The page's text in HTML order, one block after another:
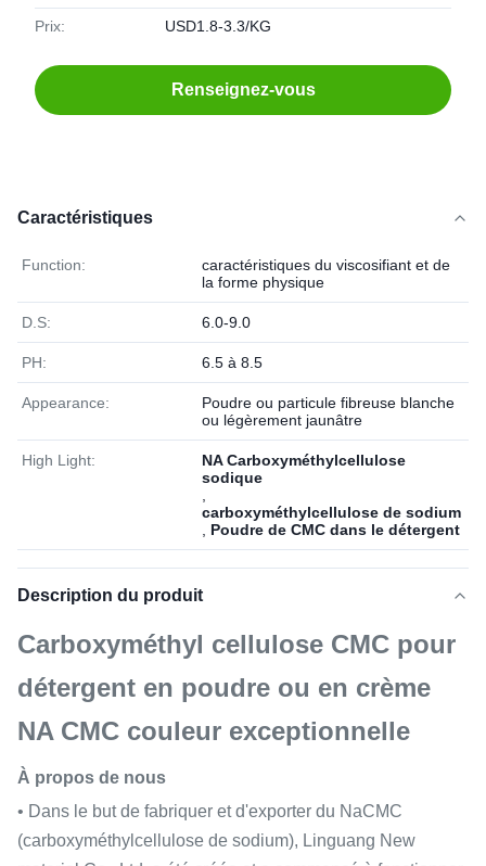
Prix: USD1.8-3.3/KG
Renseignez-vous
Caractéristiques
Function:
caractéristiques du viscosifiant et de
la forme physique
D.S: 6.0-9.0
PH: 6.5 à 8.5
Appearance:
Poudre ou particule fibreuse blanche
ou légèrement jaunâtre
High Light:
NA Carboxyméthylcellulose
sodique
carboxyméthylcellulose de sodium
Poudre de CMC dans le détergent
Description du produit
Carboxyméthyl cellulose CMC pour
détergent en poudre ou en crème
NA CMC couleur exceptionnelle
À propos de nous
• Dans le but de fabriquer et d'exporter du NaCMC
(carboxyméthylcellulose de sodium), Linguang New